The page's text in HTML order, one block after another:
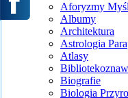
Aforyzmy
Albumy
Architektura
Astrologia
Atlasy
Biografie
Biologia